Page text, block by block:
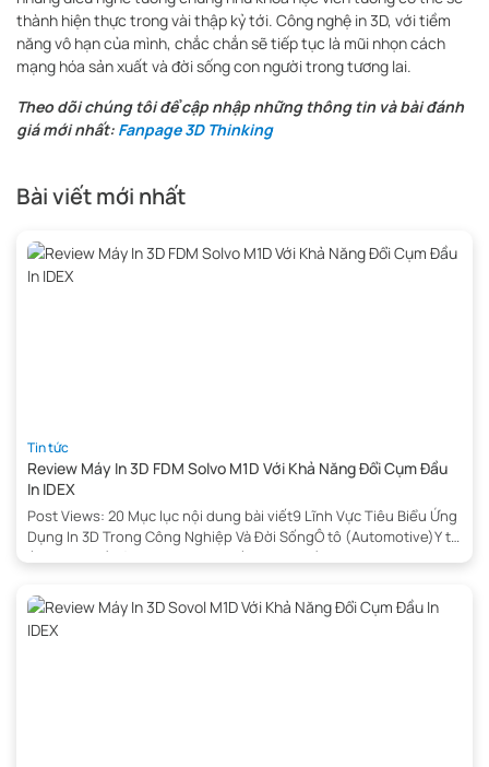
thành hiện thực trong vài thập kỷ tới. Công nghệ in 3D, với tiềm
năng vô hạn của mình, chắc chắn sẽ tiếp tục là mũi nhọn cách
mạng hóa sản xuất và đời sống con người trong tương lai.
Theo dõi chúng tôi để cập nhập những thông tin và bài đánh
giá mới nhất: Fanpage 3D Thinking
Bài viết mới nhất
Tin tức
Review Máy In 3D FDM Solvo M1D Với Khả Năng Đổi Cụm Đầu
In IDEX
Post Views: 20 Mục lục nội dung bài viết9 Lĩnh Vực Tiêu Biểu Ứng
Dụng In 3D Trong Công Nghiệp Và Đời SốngÔ tô (Automotive)Y tế
(Healthcare)Hàng không vũ trụ (Aerospace)Xây dựng
Goods)Thời trang (Fashion)Sản xuất công nghiệp
(Manufacturing)Ứng dụng in 3D trong khuôn mẫuKết luậnMáy In
3D FDM […]